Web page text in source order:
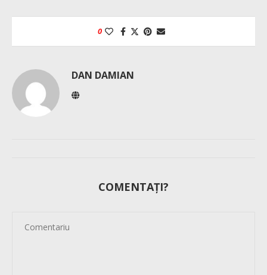
0
DAN DAMIAN
COMENTAȚI?